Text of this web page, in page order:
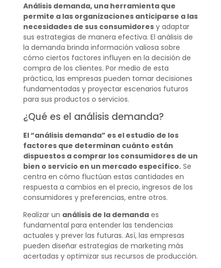
Análisis demanda, una herramienta que
permite a las organizaciones anticiparse a las
necesidades de sus consumidoresy adaptar
sus estrategias de manera efectiva. El análisis de
la demanda brinda información valiosa sobre
cómo ciertos factores influyen en la decisión de
compra de los clientes. Por medio de esta
práctica, las empresas pueden tomar decisiones
fundamentadas y proyectar escenarios futuros
para sus productos o servicios.
¿Qué es el análisis demanda?
El “análisis demanda” es el estudio de los
factores que determinan cuánto están
dispuestos a comprar los consumidores de un
bien o servicio en un mercado específico.Se
centra en cómo fluctúan estas cantidades en
respuesta a cambios en el precio, ingresos de los
consumidores y preferencias, entre otros.
Realizar un análisis de la demandaes
fundamental para entender las tendencias
actuales y prever las futuras. Así, las empresas
pueden diseñar estrategias de marketing más
acertadas y optimizar sus recursos de producción.